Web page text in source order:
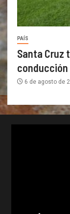
PAÍS
Santa Cruz
conducción
6 de agosto de